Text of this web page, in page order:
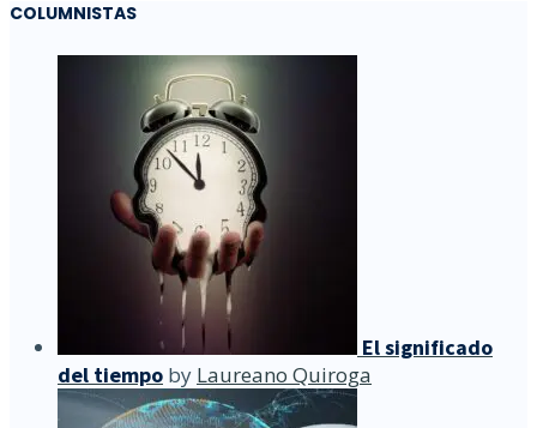
COLUMNISTAS
El significado
del tiempo by Laureano Quiroga